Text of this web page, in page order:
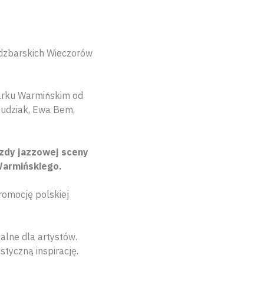
Wieczorów
Warmińskim od
Ewa Bem,
jazzowej sceny
polskiej
dla artystów.
inspirację.